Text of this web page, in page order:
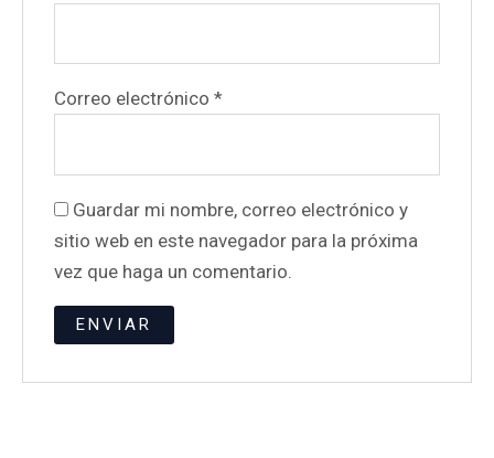
Correo electrónico*
Guardar mi nombre, correo electrónico y
sitio web en este navegador para la próxima
vez que haga un comentario.